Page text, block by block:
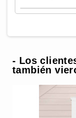
- Los
también